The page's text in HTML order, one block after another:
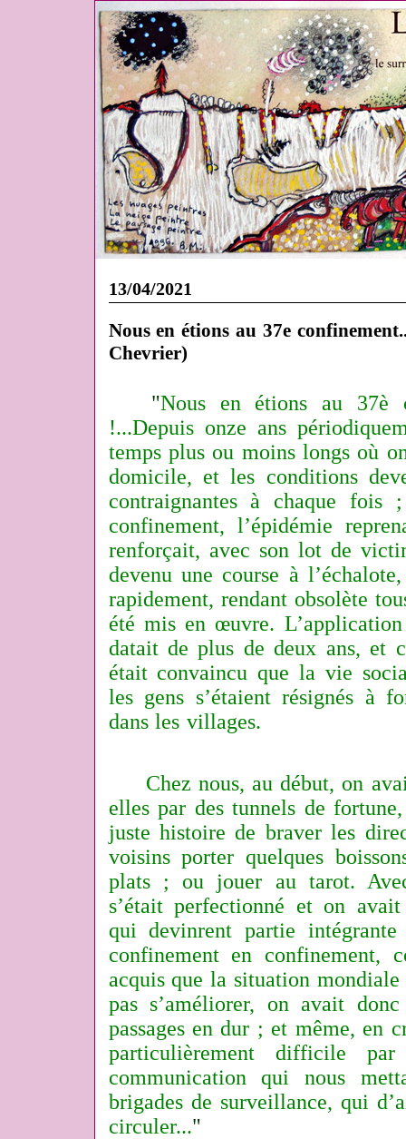
13/04/2021
Nous en étions au 37e
Chevrier)
"Nous en étions au 37è
!...Depuis onze ans
temps plus ou moins longs où
domicile, et les conditions
contraignantes à chaque fois
confinement, l’épidémie
renforçait, avec son lot de
devenu une course à
rapidement, rendant obsolète
été mis en œuvre.
datait de plus de deux ans, et
était convaincu que la vie
les gens s’étaient résignés à
dans les villages.
Chez nous, au début, on
elles par des tunnels de
juste histoire de braver les
voisins porter quelques
plats ; ou jouer au tarot.
s’était perfectionné et on avait
qui devinrent partie
confinement en confinement,
acquis que la situation
pas s’améliorer, on avait
passages en dur ; et même, en
particulièrement difficile
communication qui nous
brigades de surveillance, qui
circuler..."